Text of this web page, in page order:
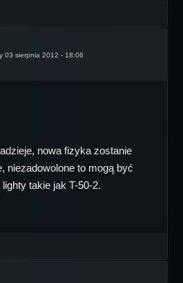
03 sierpnia 2012 - 18:06
nowa fizyka zostanie
niezadowolone to mogą być
takie jak T-50-2.